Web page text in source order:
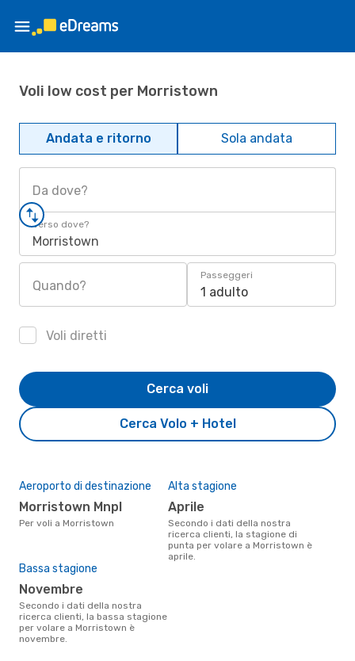
Voli low cost per Morristown
Andata e ritorno Sola andata
Da dove?
Verso dove?
Morristown
Quando?
Passeggeri
1 adulto
Voli diretti
Cerca Volo + Hotel
Cerca voli
Aeroporto di destinazione
Morristown Mnpl
Per voli a Morristown
Alta stagione
aprile
Secondo i dati della nostra
ricerca clienti, la stagione di
punta per volare a Morristown è
aprile.
Bassa stagione
novembre
Secondo i dati della nostra
ricerca clienti, la bassa stagione
per volare a Morristown è
novembre.